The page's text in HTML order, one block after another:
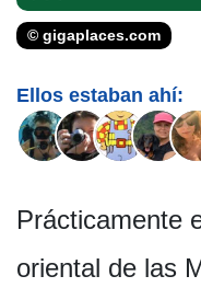
© gigaplaces.com
Ellos estaban ahí:
Prácticamente
oriental de las